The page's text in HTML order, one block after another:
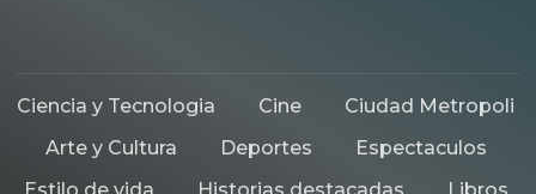
Ciencia y Tecnologia Cine
Ciudad Metropoli
Arte y Cultura
Deportes
Espectaculos